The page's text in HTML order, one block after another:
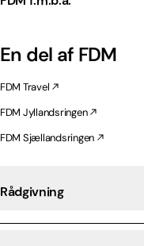
En del af FDM
FDM Travel
FDM Jyllandsringen
FDM Sjællandsringen
Rådgivning